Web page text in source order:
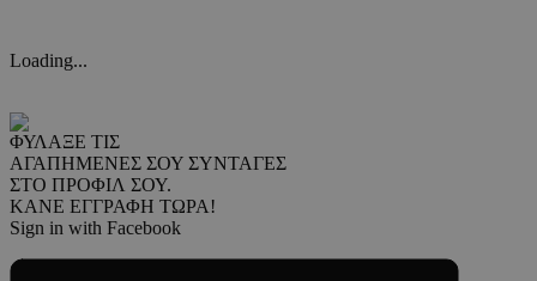
Loading...
ΦΥΛΑΞΕ ΤΙΣ
ΑΓΑΠΗΜΕΝΕΣ ΣΟΥ ΣΥΝΤΑΓΕΣ
ΣΤΟ ΠΡΟΦΙΛ ΣΟΥ.
ΚΑΝΕ ΕΓΓΡΑΦΗ ΤΩΡΑ!
Sign in with Facebook